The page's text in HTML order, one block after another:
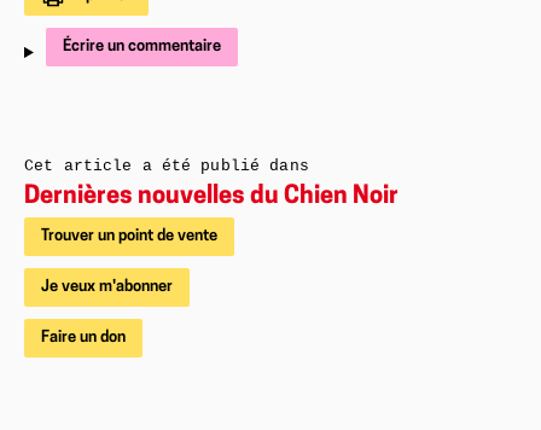
Écrire un commentaire
Cet article a été publié dans
Dernières nouvelles du Chien Noir
Trouver un point de vente
Je veux m'abonner
Faire un don